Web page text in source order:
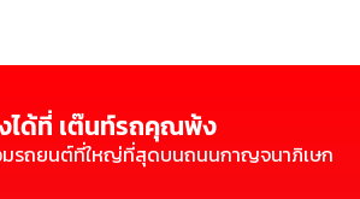
ได้ที่ เต๊นท์รถคุณพ้ง
มรถยนต์ที่ใหญ่ที่สุดบนถนนกาญจนาภิเษก